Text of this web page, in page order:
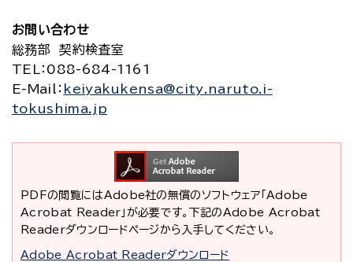
お問い合わせ
総務部 契約検査室
TEL
：088-684-1161
E-Mail
： keiyakukensa@city.naruto.i-
tokushima.jp
PDFの閲覧にはAdobe社の無償のソフトウェア「Adobe
Acrobat Reader」が必要です。下記のAdobe Acrobat
Readerダウンロードページから入手してください。
Adobe Acrobat Readerダウンロード